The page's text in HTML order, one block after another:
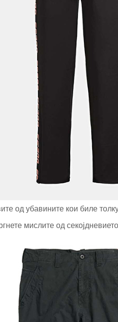
од убавините кои биле
мислите од